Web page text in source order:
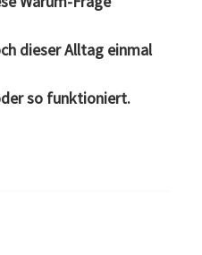
dieser Alltag einmal
so funktioniert.